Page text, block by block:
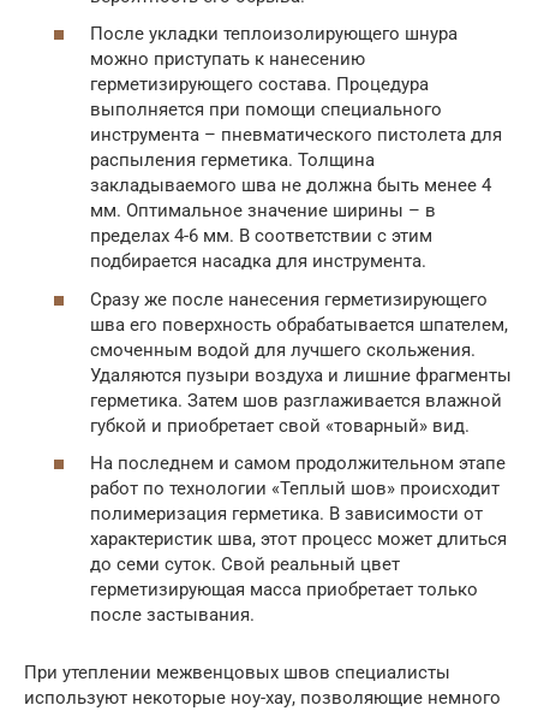
После укладки теплоизолирующего шнура
можно приступать к нанесению
герметизирующего состава. Процедура
выполняется при помощи специального
инструмента – пневматического пистолета для
распыления герметика. Толщина
закладываемого шва не должна быть менее 4
мм. Оптимальное значение ширины – в
пределах 4-6 мм. В соответствии с этим
подбирается насадка для инструмента.
Сразу же после нанесения герметизирующего
шва его поверхность обрабатывается шпателем,
смоченным водой для лучшего скольжения.
Удаляются пузыри воздуха и лишние фрагменты
герметика. Затем шов разглаживается влажной
губкой и приобретает свой «товарный» вид.
На последнем и самом продолжительном этапе
работ по технологии «Теплый шов» происходит
полимеризация герметика. В зависимости от
характеристик шва, этот процесс может длиться
до семи суток. Свой реальный цвет
герметизирующая масса приобретает только
после застывания.
При утеплении межвенцовых швов специалисты
используют некоторые ноу-хау, позволяющие немного